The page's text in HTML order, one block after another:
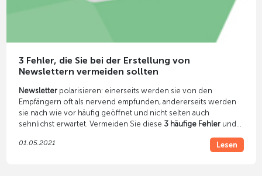
3 Fehler, die Sie bei der Erstellung von
Newslettern vermeiden sollten
Newsletterpolarisieren: einerseits werden sie von den
Empfängern oft als nervend empfunden, andererseits werden
sie nach wie vor häufig geöffnet und nicht selten auch
sehnlichst erwartet. Vermeiden Sie diese 3 häufige Fehlerund
Posteingang zu werden.
01.05.2021 Lesen